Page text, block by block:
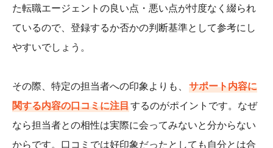
た転職エージェントの良い点・悪い点が忖度なく綴られ
ているので、登録するか否かの判断基準として参考にし
やすいでしょう。
その際、特定の担当者への印象よりも、 サポート内容に
関する内容の口コミに注目するのがポイントです。なぜ
なら担当者との相性は実際に会ってみないと分からない
からです。口コミでは好印象だったとしても自分とは合